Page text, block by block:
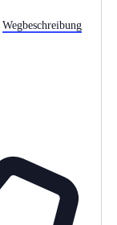
Wegbeschreibung